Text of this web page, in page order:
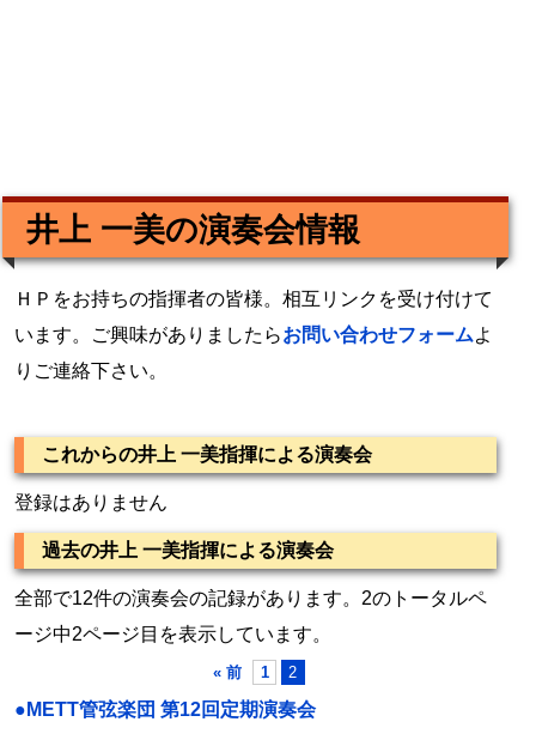
井上 一美の演奏会情報
ＨＰをお持ちの指揮者の皆様。相互リンクを受け付けて
います。ご興味がありましたらお問い合わせフォームよ
りご連絡下さい。
これからの井上 一美指揮による演奏会
登録はありません
過去の井上 一美指揮による演奏会
全部で12件の演奏会の記録があります。2のトータルペ
ージ中2ページ目を表示しています。
« 前 1 2
●METT管弦楽団 第12回定期演奏会